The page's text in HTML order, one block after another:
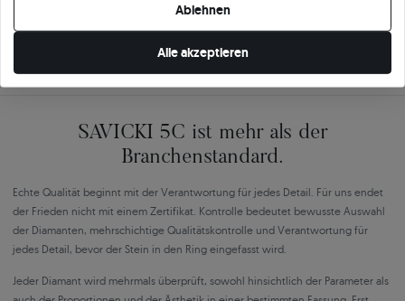
SAVICKI 5C ist mehr als der
Branchenstandard.
Echte Qualität beginnt mit der Verantwortung für jedes Detail. Für uns endet
der Frieden nicht mit einem Zertifikat. Kontrolle bedeutet bewusste Auswahl
der Diamanten, mehrschichtige Qualitätskontrolle und Verantwortung für
jedes Detail, bevor der Stein in den Ring eingefasst wird.
Jeder Diamant wird mehrmals überprüft, sowohl hinsichtlich der Parameter als
Ablehnen
Alle akzeptieren